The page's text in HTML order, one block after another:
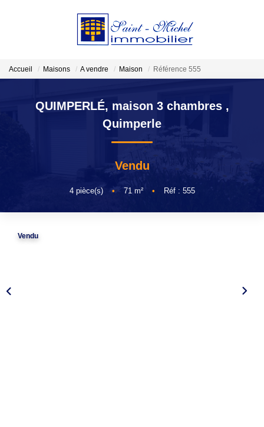
ESTIMATION
GESTION
Accueil Maisons A vendre Maison Référence 555
QUIMPERLÉ, maison 3 chambres ,
Quimperle
Vendu
4pièce(s) • 71 m² • Réf : 555
Vendu